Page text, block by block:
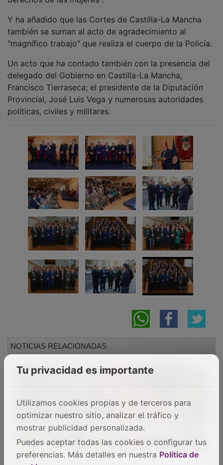
Y ha añadido que las Cortes de Castilla-La Mancha
también se suman al acto de agradecimiento al
"magnífico trabajo" que realiza el cuerpo de la Policía.
Un acto que ha contado también con la presencia del
delegado del Gobierno en Castilla-La Mancha,
Francisco Tierraseca; el presidente de la Diputación
Provincial, José Luis Vega y numerosas autoridades
políticas, civiles y militares.
Los Bomberos de Guadalajara extinguen el
Tu privacidad es importante
Utilizamos cookies propias y de terceros para
optimizar nuestro sitio, analizar el tráfico y
mostrar publicidad personalizada.
Puedes aceptar todas las cookies o configurar tus
preferencias. Más detalles en nuestra Política de